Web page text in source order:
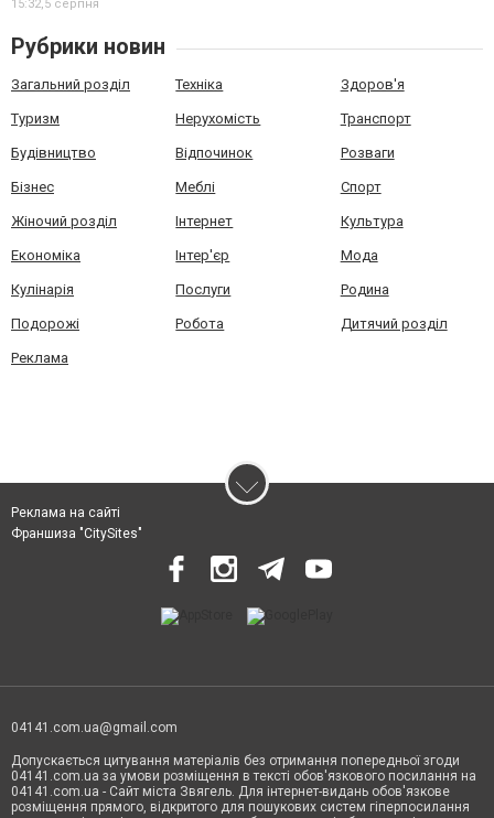
15:32,5 серпня
Рубрики новин
Загальний розділ Техніка Здоров'я
Туризм Нерухомість Транспорт
Будівництво Відпочинок Розваги
Бізнес Меблі Спорт
Жіночий розділ Інтернет Культура
Економіка Інтер'єр Мода
Кулінарія Послуги Родина
Подорожі Робота Дитячий розділ
Реклама
Реклама на сайті
Франшиза "CitySites"
04141.com.ua@gmail.com
Допускається цитування матеріалів без отримання попередньої згоди
04141.com.ua за умови розміщення в тексті обов'язкового посилання на
04141.com.ua - Сайт міста Звягель. Для інтернет-видань обов'язкове
розміщення прямого, відкритого для пошукових систем гіперпосилання